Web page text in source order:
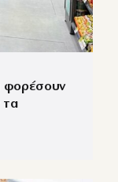
φορέσουν
τα